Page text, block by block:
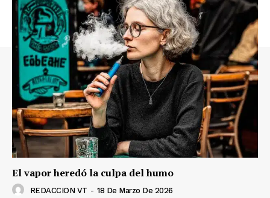
El vapor heredó la culpa del humo
REDACCION VT - 18 De Marzo De 2026